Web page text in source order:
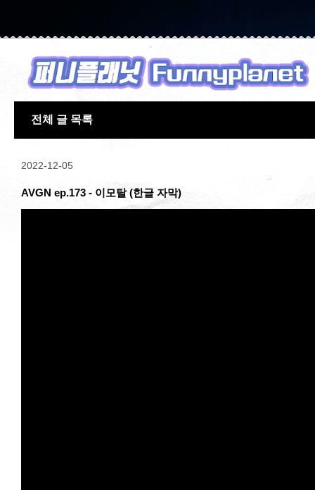
전체 글 목록
2022-12-05
AVGN ep.173 - 이모탈 (한글 자막)